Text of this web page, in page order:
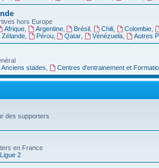
hors Europe
Afrique, Argentine, Brésil Chili Colombie
Zélande, Pérou, Qatar Vénézuela Autres
Anciens stades Centres d'entrainement et
des supporters
en France
Ligue 2